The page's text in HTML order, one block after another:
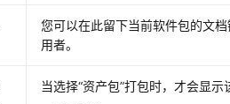
您可以在此留下当前软件包的文
用者。
当选择“资产包”打包时，才会显示